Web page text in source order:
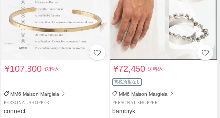
¥107,800送料込
MM6 Maison Margiela
PERSONAL SHOPPER
connect
¥72,450送料込
関税負担なし
MM6 Maison Margiela
PERSONAL SHOPPER
bambiyk